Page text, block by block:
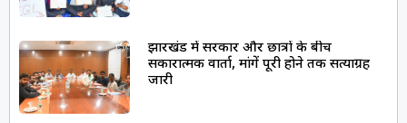
झारखंड में सरकार और छात्रों के बीच
सकारात्मक वार्ता, मांगें पूरी होने तक सत्याग्रह
जारी